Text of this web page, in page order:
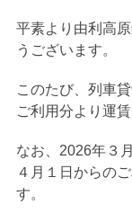
平素より由利高
うございます。
このたび、列車
ご利用分より運
なお、2026年３
４月１日からの
す。